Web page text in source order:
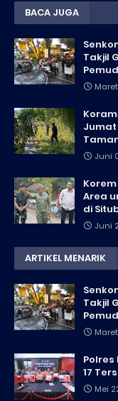
BACA JUGA
Takjil
Jumat
Juni
Area
di
Juni
ARTIKEL MENARIK
Takjil
Polres
17
Mei